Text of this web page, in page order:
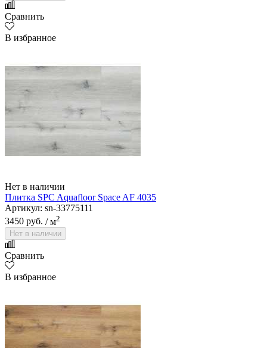
Сравнить
В избранное
Нет в наличии
Плитка SPC Aquafloor Space AF 4035
Артикул: sn-33775111
3450 руб. / м2
Нет в наличии
Сравнить
В избранное